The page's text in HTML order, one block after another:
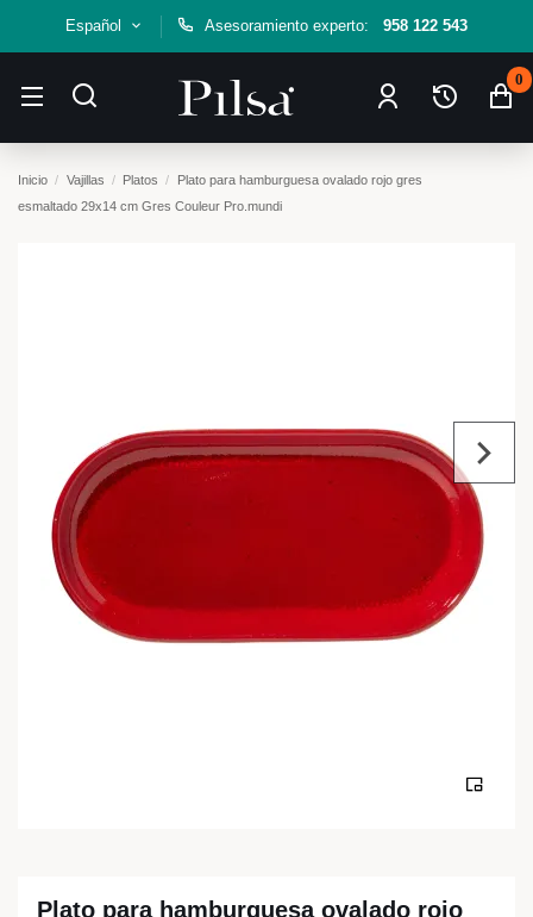
Español Asesoramiento experto: 958 122 543
0
Inicio Vajillas Platos
Plato para hamburguesa ovalado rojo gres
esmaltado 29x14 cm Gres Couleur Pro.mundi
Plato para hamburguesa ovalado rojo